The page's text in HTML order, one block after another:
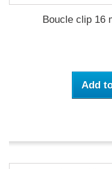
Boucle clip 16
Add